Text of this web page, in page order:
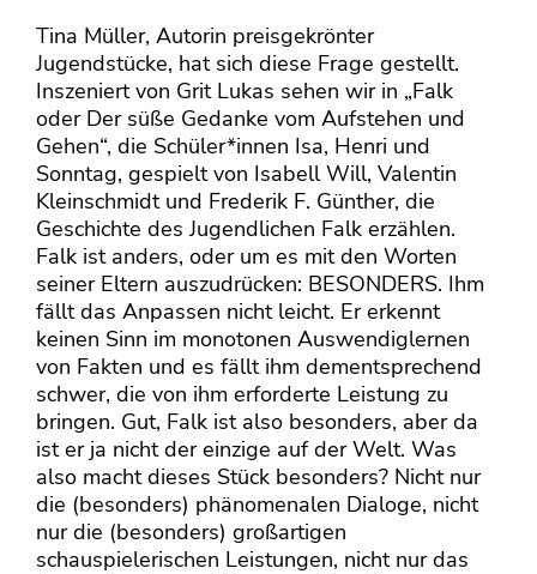
Tina Müller, Autorin preisgekrönter
Jugendstücke, hat sich diese Frage gestellt.
Inszeniert von Grit Lukas sehen wir in „Falk
oder Der süße Gedanke vom Aufstehen und
Gehen“, die Schüler*innen Isa, Henri und
Sonntag, gespielt von Isabell Will, Valentin
Kleinschmidt und Frederik F. Günther, die
Geschichte des Jugendlichen Falk erzählen.
Falk ist anders, oder um es mit den Worten
seiner Eltern auszudrücken: BESONDERS. Ihm
fällt das Anpassen nicht leicht. Er erkennt
keinen Sinn im monotonen Auswendiglernen
von Fakten und es fällt ihm dementsprechend
schwer, die von ihm erforderte Leistung zu
bringen. Gut, Falk ist also besonders, aber da
ist er ja nicht der einzige auf der Welt. Was
also macht dieses Stück besonders? Nicht nur
die (besonders) phänomenalen Dialoge, nicht
nur die (besonders) großartigen
schauspielerischen Leistungen, nicht nur das